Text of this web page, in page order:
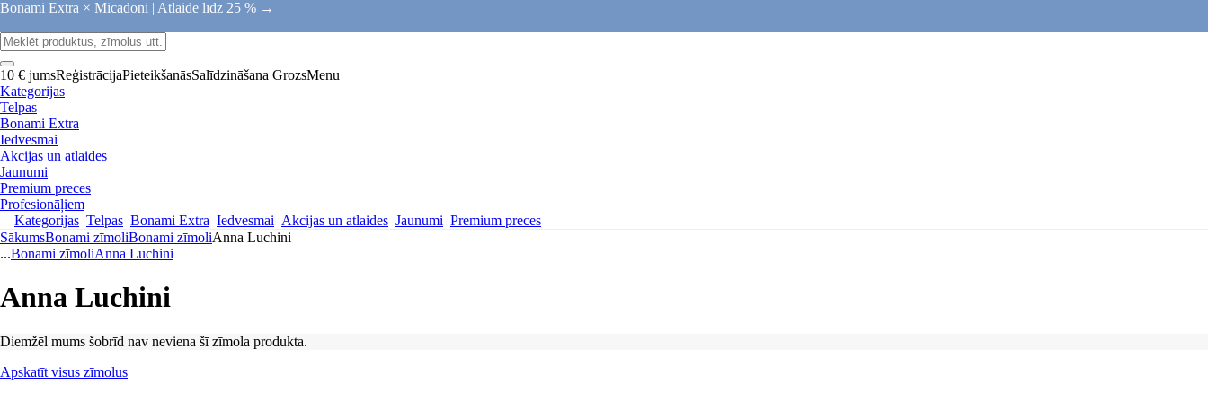
Bonami Extra × Micadoni | Atlaide līdz 25 % →
10 € jumsReģistrācijaPieteikšanāsSalīdzināšana GrozsMenu
Kategorijas
Telpas
Bonami Extra
Iedvesmai
Akcijas un atlaides
Jaunumi
Premium preces
Profesionāļiem
Kategorijas Telpas Bonami Extra Iedvesmai Akcijas un atlaides Jaunumi Premium preces
SākumsBonami zīmoliBonami zīmoliAnna Luchini
...Bonami zīmoliAnna Luchini
Anna Luchini
Diemžēl mums šobrīd nav neviena šī zīmola produkta.
Apskatīt visus zīmolus